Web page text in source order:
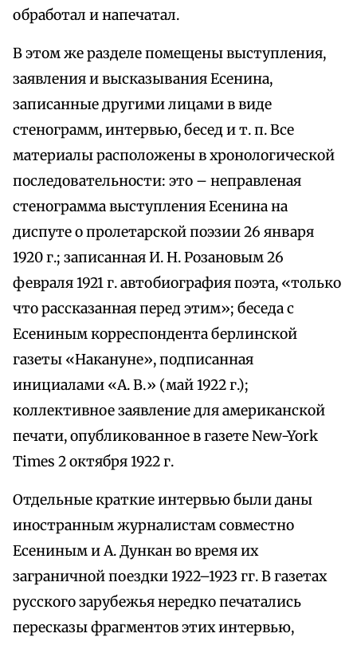
обработал и напечатал.
В этом же разделе помещены выступления,
заявления и высказывания Есенина,
записанные другими лицами в виде
стенограмм, интервью, бесед и т. п. Все
материалы расположены в хронологической
последовательности: это – неправленая
стенограмма выступления Есенина на
диспуте о пролетарской поэзии 26 января
1920 г.; записанная И. Н. Розановым 26
февраля 1921 г. автобиография поэта, «только
что рассказанная перед этим»; беседа с
Есениным корреспондента берлинской
газеты «Накануне», подписанная
инициалами «А. В.» (май 1922 г.);
коллективное заявление для американской
печати, опубликованное в газете New-York
Times 2 октября 1922 г.
Отдельные краткие интервью были даны
иностранным журналистам совместно
Есениным и А. Дункан во время их
заграничной поездки 1922–1923 гг. В газетах
русского зарубежья нередко печатались
пересказы фрагментов этих интервью,